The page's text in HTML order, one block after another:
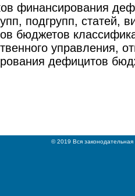
финансирования
подгрупп, статей,
бюджетов
управления,
дефицитов
© 2019 Вся